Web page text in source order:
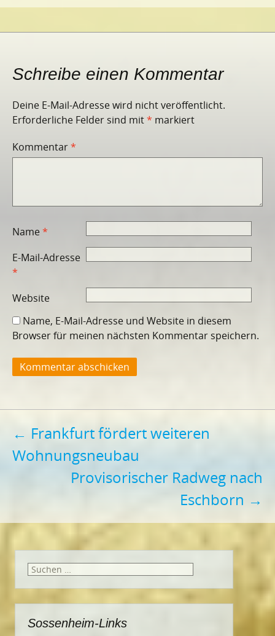
Schreibe einen Kommentar
Deine E-Mail-Adresse wird nicht veröffentlicht.
Erforderliche Felder sind mit* markiert
Kommentar*
Name*
E-Mail-Adresse
*
Website
Name, E-Mail-Adresse und Website in diesem
Browser für meinen nächsten Kommentar speichern.
Beitragsnavigation
← Frankfurt fördert weiteren
Wohnungsneubau
Provisorischer Radweg nach
Eschborn →
Suchen
Sossenheim-Links